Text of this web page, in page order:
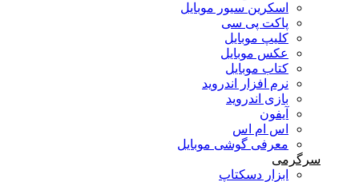
اسکرین سیور موبایل
پاکت پی سی
کلیپ موبایل
عکس موبایل
کتاب موبایل
نرم افزار اندروید
بازی اندروید
آیفون
اس ام اس
معرفی گوشی موبایل
سرگرمی
ابزار دسکتاپ